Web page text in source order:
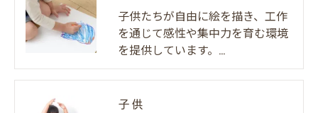
子供たちが自由に絵を描き、工作
を通じて感性や集中力を育む環境
を提供しています。…
子供